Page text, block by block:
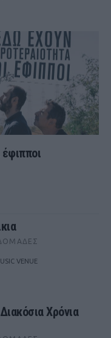
VENUE
Χρόνια